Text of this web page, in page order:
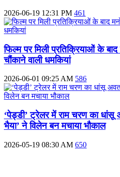
2026-06-19 12:31 PM 461
फिल्म पर मिली प्रतिक्रियाओं के बाद
चौंकाने वाली धमकियां
2026-06-01 09:25 AM 586
‘पेड्डी’ ट्रेलर में राम चरण का धांसू
भैया’ ने विलेन बन मचाया भौकाल
2026-05-19 08:30 AM 650